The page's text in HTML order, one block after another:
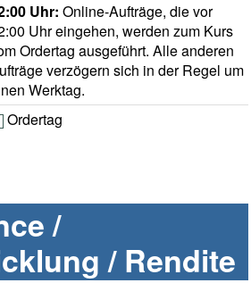
Uhr: Online-Aufträge, die vor
Uhr eingehen, werden zum Kurs
Ordertag ausgeführt. Alle anderen
verzögern sich in der Regel um
Werktag.
Ordertag
/
/ Rendite